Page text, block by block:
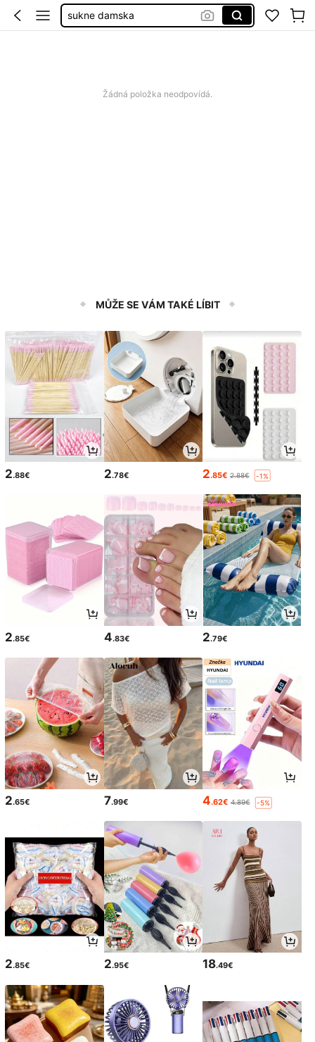
sukne damska
Žádná položka neodpovídá.
MŮŽE SE VÁM TAKÉ LÍBIT
2.88€ 2.78€ 2.85€ 2.88€ -1%
2.85€ 4.83€ 2.79€
2.65€ 7.99€ 4.62€ 4.89€ -5%
2.85€ 2.95€ 18.49€